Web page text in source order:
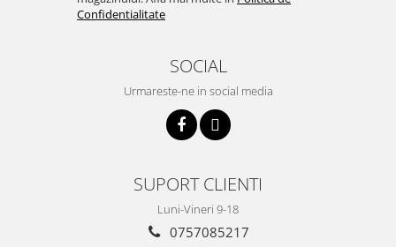
Vase de expansiune
Incalzire clasica in pardoseala
Teava incalzire pardoseala
Grupuri de pompare si amestec
Confidentialitate
SOCIAL
Urmareste-ne in social media
SUPORT CLIENTI
Luni-Vineri 9-18
0757085217